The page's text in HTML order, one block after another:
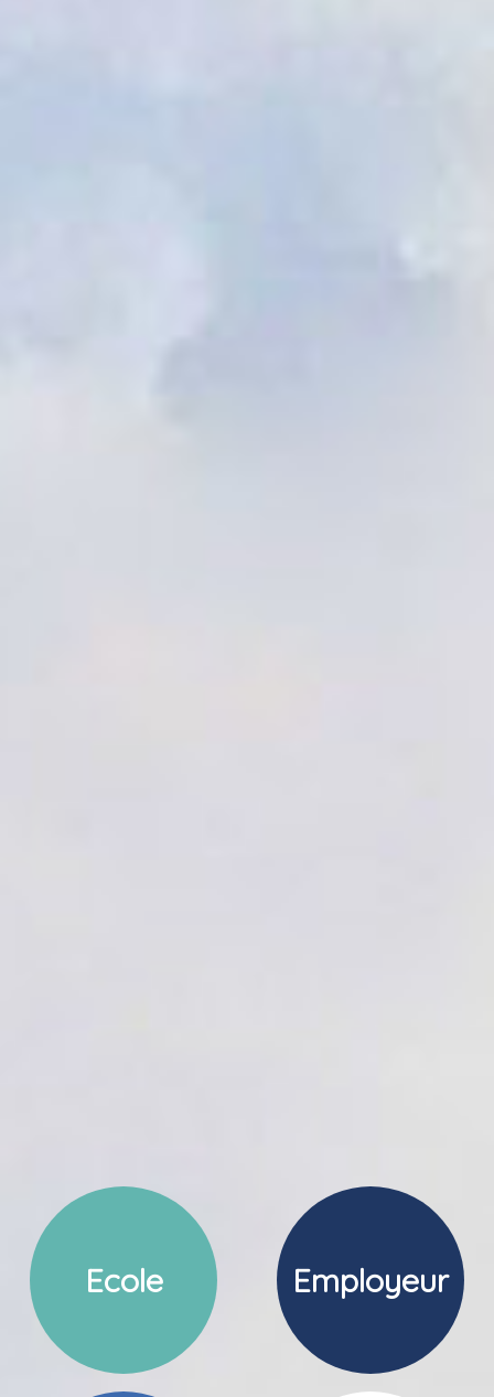
Ecole Employeur